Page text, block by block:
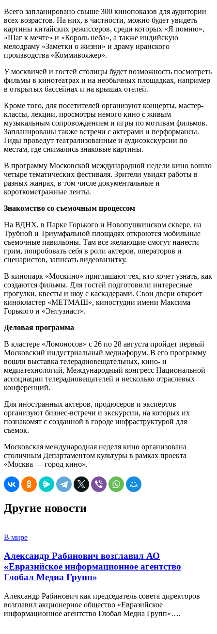
Всего запланировано свыше 300 кинопоказов для аудитории
всех возрастов. На них, в частности, можно будет увидеть
картины китайских режиссеров, среди которых «Я помню»,
«Шаг к мечте» и «Король неба», а также индийскую
мелодраму «Заметки о жизни» и драму иранского
производства «Коммивояжер».
У москвичей и гостей столицы будет возможность посмотреть
фильмы в кинотеатрах и на необычных площадках, например
в открытых бассейнах и на крышах отелей.
Кроме того, для посетителей организуют концерты, мастер-
классы, лекции, просмотры немого кино с живым
музыкальным сопровождением и игры по мотивам фильмов.
Запланированы также встречи с актерами и перформансы.
Гиды проведут театрализованные и аудиоэкскурсии по
местам, где снимались знаковые картины.
В программу Московской международной недели кино вошло
четыре тематических фестиваля. Зрители увидят работы в
разных жанрах, в том числе документальные и
короткометражные ленты.
Знакомство со съемочным процессом
На ВДНХ, в Парке Горького и Новопушкинском сквере, на
Трубной и Триумфальной площадях откроются мобильные
съемочные павильоны. Там все желающие смогут нанести
грим, попробовать себя в роли актеров, операторов и
сценаристов, записать видеовизитку.
В кинопарк «Москино» приглашают тех, кто хочет узнать, как
создаются фильмы. Для гостей подготовили интересные
прогулки, квесты и шоу с каскадерами. Свои двери откроет
кинокластер «МЕТМАШ», киностудии имени Максима
Горького и «Энтузиаст».
Деловая программа
В кластере «Ломоносов» с 26 по 28 августа пройдет первый
Московский индустриальный медиафорум. В его программу
вошли выставка телерадиовещательных, кино- и
медиатехнологий, Международный конгресс Национальной
ассоциации телерадиовещателей и несколько отраслевых
конференций.
Для иностранных актеров, продюсеров и экспертов
организуют бизнес-встречи и экскурсии, на которых их
познакомят с созданной в городе инфраструктурой для
съемок.
Московская международная неделя кино организована
столичным Департаментом культуры в рамках проекта
«Москва — город кино».
Другие новости
В мире
Александр Рабинович возглавил АО
«Евразийское информационное агентство
Глобал Медиа Групп»
Александр Рабинович как председатель совета директоров
возглавил акционерное общество «Евразийское
информационное агентство Глобал Медиа Групп»….